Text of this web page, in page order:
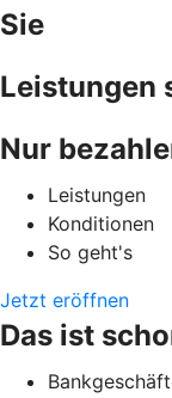
Sie
Leistungen
Nur
Leistungen
Konditionen
So geht's
Jetzt eröffnen
Das ist